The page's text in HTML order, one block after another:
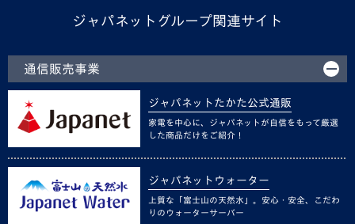
ジャパネットグループ関連サイト
通信販売事業
ジャパネットたかた公式通販
家電を中心に、ジャパネットが自信をもって厳選
した商品だけをご紹介！
ジャパネットウォーター
上質な「富士山の天然水」。安心・安全、こだわ
りのウォーターサーバー